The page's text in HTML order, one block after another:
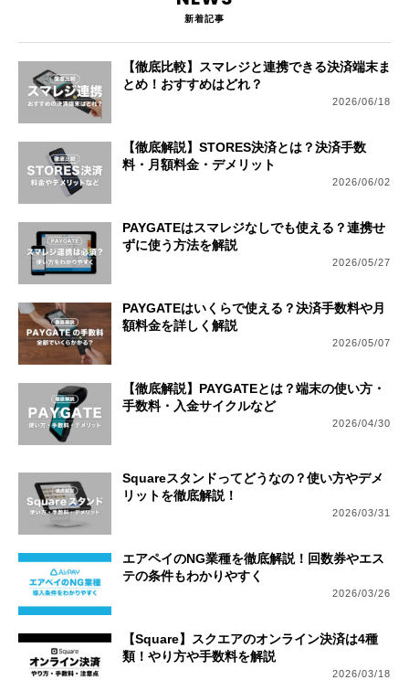
新着記事
【徹底比較】スマレジと連携できる決済端末ま
とめ！おすすめはどれ？
2026/06/18
【徹底解説】STORES決済とは？決済手数
料・月額料金・デメリット
2026/06/02
PAYGATEはスマレジなしでも使える？連携せ
ずに使う方法を解説
2026/05/27
PAYGATEはいくらで使える？決済手数料や月
額料金を詳しく解説
2026/05/07
【徹底解説】PAYGATEとは？端末の使い方・
手数料・入金サイクルなど
2026/04/30
Squareスタンドってどうなの？使い方やデメ
リットを徹底解説！
2026/03/31
エアペイのNG業種を徹底解説！回数券やエス
テの条件もわかりやすく
2026/03/26
【Square】スクエアのオンライン決済は4種
類！やり方や手数料を解説
2026/03/18